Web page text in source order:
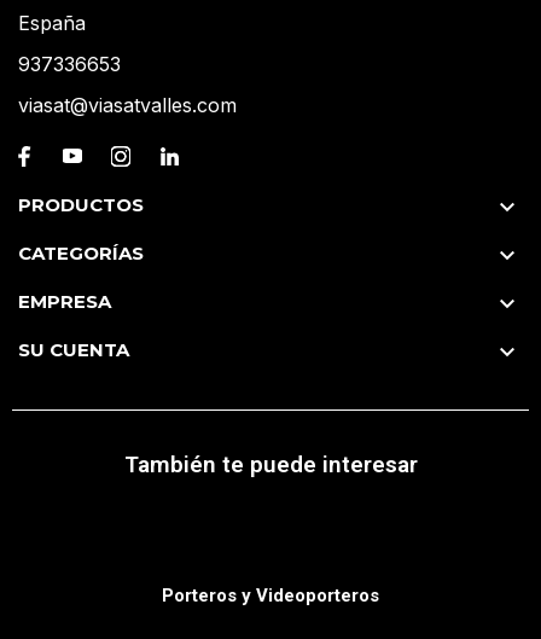
España
937336653
viasat@viasatvalles.com
PRODUCTOS 
CATEGORÍAS 
EMPRESA 
SU CUENTA 
También te puede interesar
Porteros y Videoporteros